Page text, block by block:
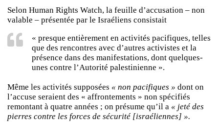
Selon Human Rights Watch, la feuille d’accusation – non
valable – présentée par le Israéliens consistait
« presque entièrement en activités pacifiques, telles
que des rencontres avec d’autres activistes et la
présence dans des manifestations, dont quelques-
unes contre l’Autorité palestinienne ».
Même les activités supposées « non pacifiques » dont on
l’accuse seraient des « affrontements » non spécifiés
remontant à quatre années ; on présume qu’il a « jeté des
pierres contre les forces de sécurité [israéliennes] ».